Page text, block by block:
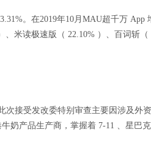
。在2019年10月MAU超千万 App
米读极速版（ 22.10% ）、百词斩
接受发改委特别审查主要因涉及外
奶产品生产商，掌握着 7-11 、星巴